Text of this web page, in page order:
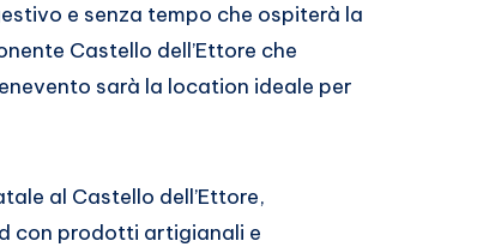
e senza tempo che ospiterà la
Castello dell’Ettore che
sarà la location ideale per
al Castello dell’Ettore,
con prodotti artigianali e